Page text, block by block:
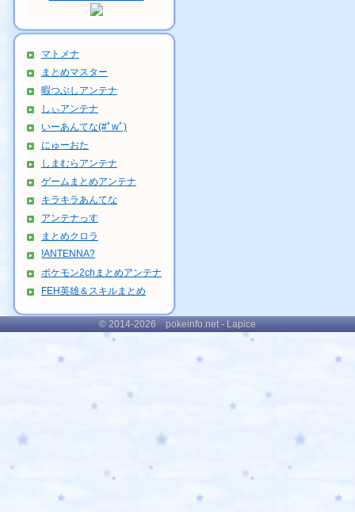
マトメナ
まとめマスター
暇つぶしアンテナ
しぃアンテナ
いーあんてな(#ﾟwﾟ)
にゅーおた
しまむらアンテナ
ゲームまとめアンテナ
キラキラあんてな
アンテナっす
まとめクロラ
!ANTENNA?
ポケモン2chまとめアンテナ
FEH英雄＆スキルまとめ
© 2014-2026 pokeinfo.net - Lapice